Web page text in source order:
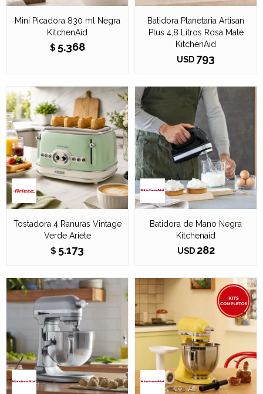
Mini Picadora 830 ml Negra
KitchenAid
$ 5.368
Batidora Planetaria Artisan
Plus 4,8 Litros Rosa Mate
KitchenAid
USD 793
Tostadora 4 Ranuras Vintage
Verde Ariete
$ 5.173
Batidora de Mano Negra
Kitchenaid
USD 282